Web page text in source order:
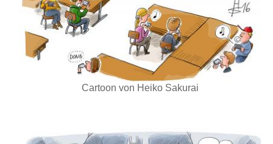
Cartoon von Heiko Sakurai